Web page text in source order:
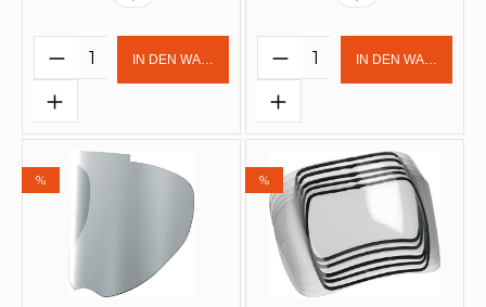
Produkt Anzahl: Gib den
IN DEN WARENKORB Produkt Anzahl:
IN DEN
% %